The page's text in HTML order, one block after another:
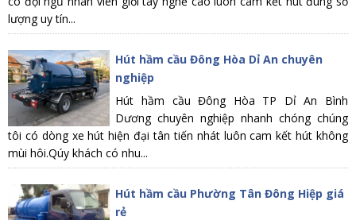
lượng uy tín...
Hút hầm cầu Đông Hòa Dỉ An chuyên
nghiệp
Hút hầm cầu Đông Hòa TP Dỉ An Bình
Dương chuyên nghiệp nhanh chóng chúng
tôi có dòng xe hút hiện đại tân tiến nhát luôn cam kết hút không
mùi hôi.Qúy khách có nhu...
Hút hầm cầu Phường Tân Đông Hiệp giá
rẻ